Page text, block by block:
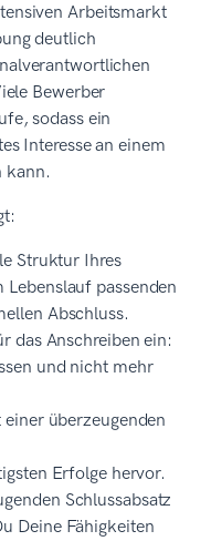
Arbeitsmarkt
deutlich
Bewerber
sodass ein
Interesse an einem
kann.
Struktur Ihres
passenden
Abschluss.
das Anschreiben ein:
und nicht mehr
überzeugenden
Erfolge hervor.
Schlussabsatz
Deine Fähigkeiten